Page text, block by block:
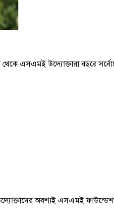
এসএমই উদ্যোক্তারা বছরে
অবশ্যই এসএমই